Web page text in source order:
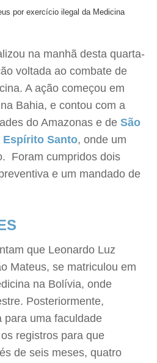
por exercício ilegal da Medicina
na manhã desta quarta-
voltada ao combate de
A ação começou em
Bahia, e contou com a
do Amazonas e de São
Espírito Santo, onde um
Foram cumpridos dois
e um mandado de
que Leonardo Luz
Mateus, se matriculou em
na Bolívia, onde
Posteriormente,
para uma faculdade
registros para que
de seis meses, quatro